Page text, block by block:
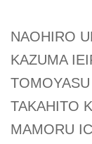
NAOHIRO
KAZUMA
TAKAHITO
MAMORU